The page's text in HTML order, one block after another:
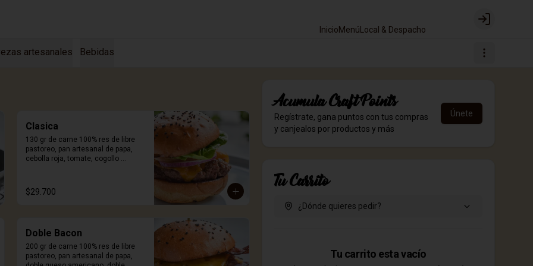
InicioMenú Local & Despacho
Login
artesanales Bebidas
Clasica
130 gr de carne 100% res de libre
pastoreo, pan artesanal de papa,
cebolla roja, tomate, cogollo
$29.700
Doble Bacon
200 gr de carne 100% res de libre
pastoreo, pan artesanal de papa,
AcumulaCraft Points
Regístrate, gana puntos con tus compras
y canjealos por productos y más
Únete
Tu Carrito
¿Dónde quieres pedir?
Tu carrito esta vacío